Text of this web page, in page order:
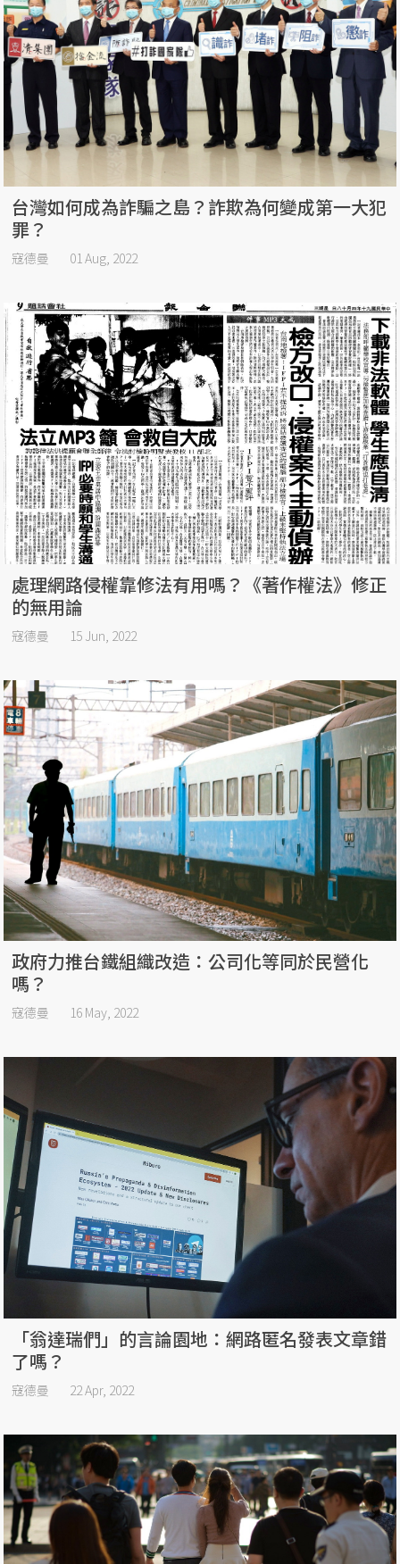
台灣如何成為詐騙之島？詐欺為何變成第一大犯
罪？
寇德曼 01 Aug, 2022
處理網路侵權靠修法有用嗎？《著作權法》修正
的無用論
寇德曼 15 Jun, 2022
政府力推台鐵組織改造：公司化等同於民營化
嗎？
寇德曼 16 May, 2022
「翁達瑞們」的言論園地：網路匿名發表文章錯
了嗎？
寇德曼 22 Apr, 2022